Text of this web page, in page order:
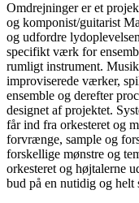
Omdrejninger er et
og komponist/guitarist
og udfordre
specifikt værk for
rumligt instrument.
improviserede værker,
ensemble og derefter
designet af projektet.
får ind fra orkesteret og
forvrænge, sample og
forskellige mønstre og
orkesteret og højtalerne
bud på en nutidig og